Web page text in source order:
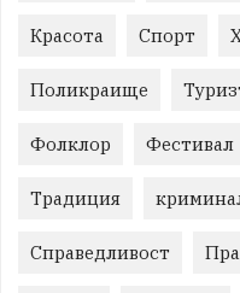
Красота Спорт
Поликраище
Фолклор Фестивал
Традиция
Справедливост